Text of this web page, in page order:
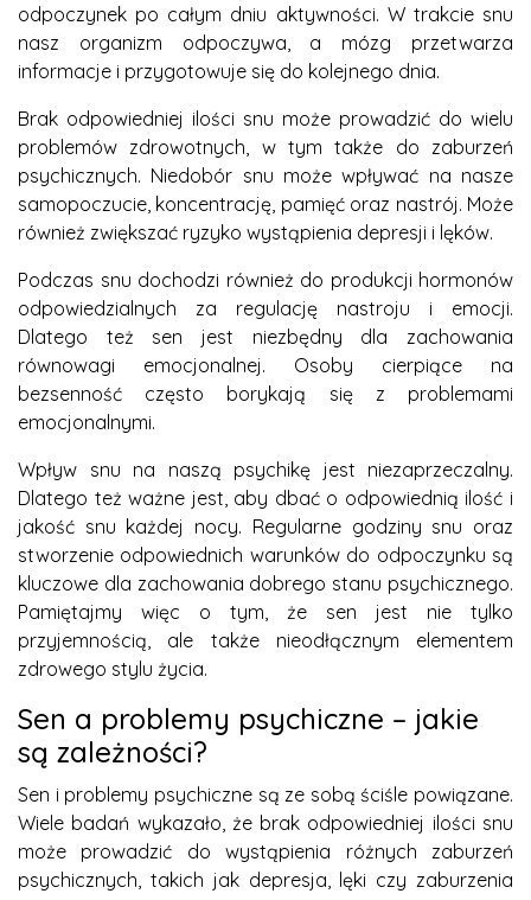
odpoczynek po całym dniu aktywności. W trakcie snu
nasz organizm odpoczywa, a mózg przetwarza
informacje i przygotowuje się do kolejnego dnia.
Brak odpowiedniej ilości snu może prowadzić do wielu
problemów zdrowotnych, w tym także do zaburzeń
psychicznych. Niedobór snu może wpływać na nasze
samopoczucie, koncentrację, pamięć oraz nastrój. Może
również zwiększać ryzyko wystąpienia depresji i lęków.
Podczas snu dochodzi również do produkcji hormonów
odpowiedzialnych za regulację nastroju i emocji.
Dlatego też sen jest niezbędny dla zachowania
równowagi emocjonalnej. Osoby cierpiące na
bezsenność często borykają się z problemami
emocjonalnymi.
Wpływ snu na naszą psychikę jest niezaprzeczalny.
Dlatego też ważne jest, aby dbać o odpowiednią ilość i
jakość snu każdej nocy. Regularne godziny snu oraz
stworzenie odpowiednich warunków do odpoczynku są
kluczowe dla zachowania dobrego stanu psychicznego.
Pamiętajmy więc o tym, że sen jest nie tylko
przyjemnością, ale także nieodłącznym elementem
zdrowego stylu życia.
Sen a problemy psychiczne – jakie
są zależności?
Sen i problemy psychiczne są ze sobą ściśle powiązane.
Wiele badań wykazało, że brak odpowiedniej ilości snu
może prowadzić do wystąpienia różnych zaburzeń
psychicznych, takich jak depresja, lęki czy zaburzenia